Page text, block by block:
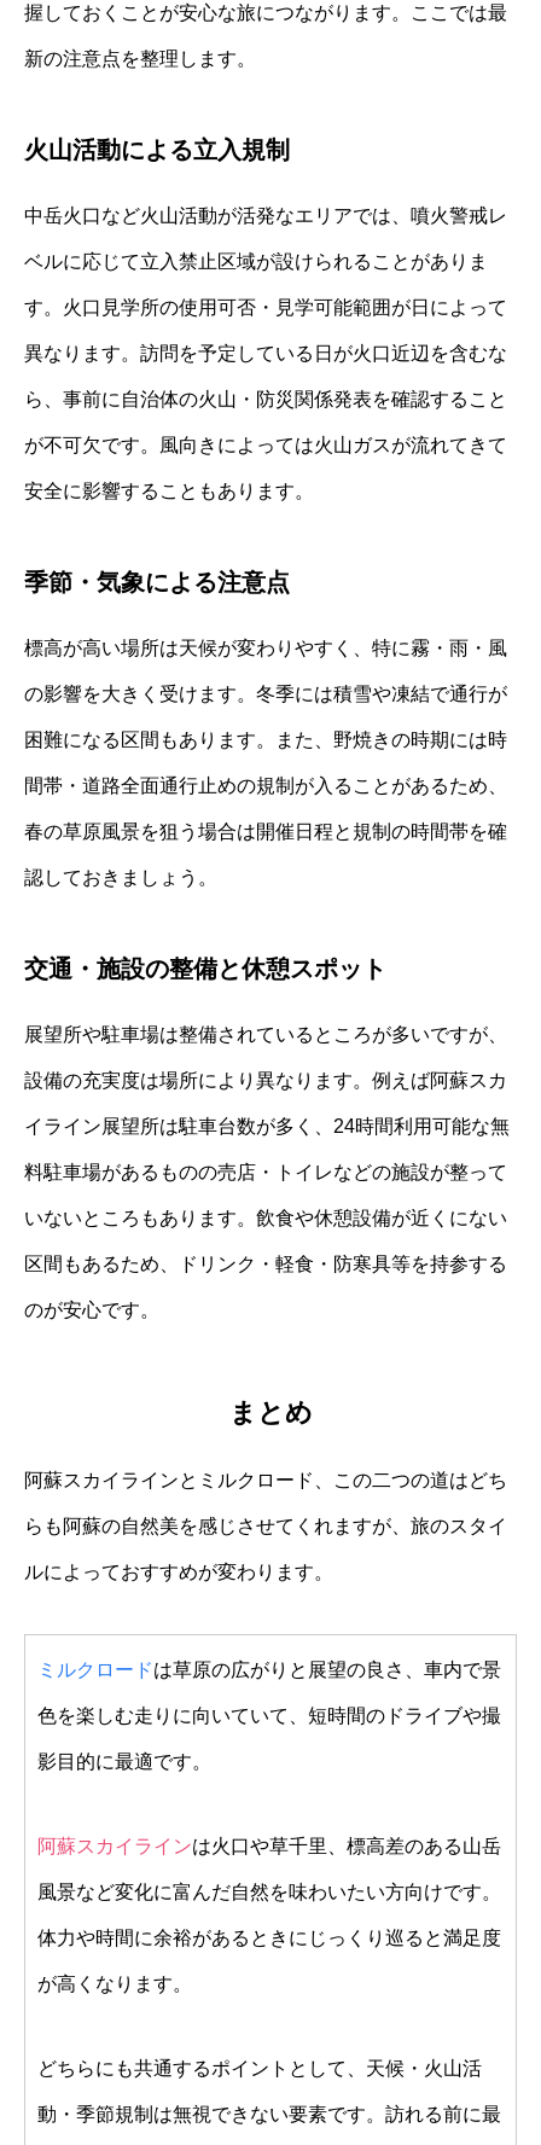
握しておくことが安心な旅につながります。ここでは最
新の注意点を整理します。
火山活動による立入規制
中岳火口など火山活動が活発なエリアでは、噴火警戒レ
ベルに応じて立入禁止区域が設けられることがありま
す。火口見学所の使用可否・見学可能範囲が日によって
異なります。訪問を予定している日が火口近辺を含むな
ら、事前に自治体の火山・防災関係発表を確認すること
が不可欠です。風向きによっては火山ガスが流れてきて
安全に影響することもあります。
季節・気象による注意点
標高が高い場所は天候が変わりやすく、特に霧・雨・風
の影響を大きく受けます。冬季には積雪や凍結で通行が
困難になる区間もあります。また、野焼きの時期には時
間帯・道路全面通行止めの規制が入ることがあるため、
春の草原風景を狙う場合は開催日程と規制の時間帯を確
認しておきましょう。
交通・施設の整備と休憩スポット
展望所や駐車場は整備されているところが多いですが、
設備の充実度は場所により異なります。例えば阿蘇スカ
イライン展望所は駐車台数が多く、24時間利用可能な無
料駐車場があるものの売店・トイレなどの施設が整って
いないところもあります。飲食や休憩設備が近くにない
区間もあるため、ドリンク・軽食・防寒具等を持参する
のが安心です。
まとめ
阿蘇スカイラインとミルクロード、この二つの道はどち
らも阿蘇の自然美を感じさせてくれますが、旅のスタイ
ルによっておすすめが変わります。
ミルクロードは草原の広がりと展望の良さ、車内で景
色を楽しむ走りに向いていて、短時間のドライブや撮
影目的に最適です。
阿蘇スカイラインは火口や草千里、標高差のある山岳
風景など変化に富んだ自然を味わいたい方向けです。
体力や時間に余裕があるときにじっくり巡ると満足度
が高くなります。
どちらにも共通するポイントとして、天候・火山活
動・季節規制は無視できない要素です。訪れる前に最